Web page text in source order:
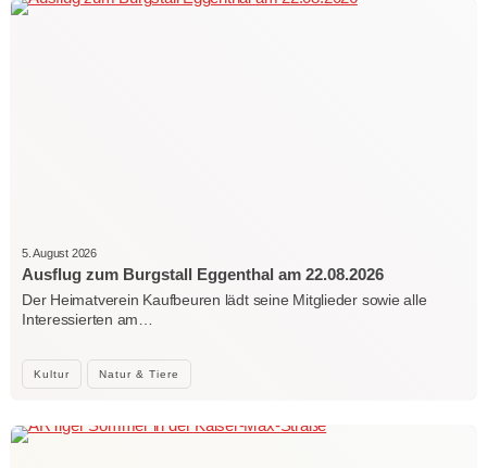
Kultur Natur & Tiere
5. August 2026
Ausflug zum Burgstall Eggenthal am 22.08.2026
Der Heimatverein Kaufbeuren lädt seine Mitglieder sowie alle
Interessierten am…